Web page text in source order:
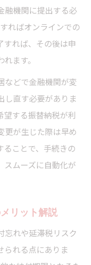
リスクの回避策
融機関に提出する必
ればオンラインでの
すれば、その後は申
ます。
などで金融機関が変
し直す必要がありま
望する振替納税が利
更が生じた際は早め
ることで、手続きの
スムーズに自動化が
リット解説
忘れや延滞税リスク
られる点にありま